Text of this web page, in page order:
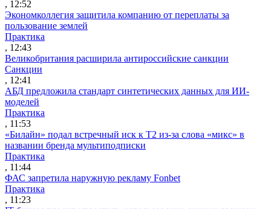
, 12:52
Экономколлегия защитила компанию от переплаты за
пользование землей
Практика
, 12:43
Великобритания расширила антироссийские санкции
Санкции
, 12:41
АБД предложила стандарт синтетических данных для ИИ-
моделей
Практика
, 11:53
«Билайн» подал встречный иск к Т2 из-за слова «микс» в
названии бренда мультиподписки
Практика
, 11:44
ФАС запретила наружную рекламу Fonbet
Практика
, 11:23